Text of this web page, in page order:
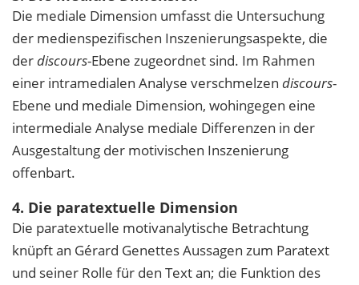
Die mediale Dimension umfasst die Untersuchung
der medienspezifischen Inszenierungsaspekte, die
derdiscours-Ebene zugeordnet sind. Im Rahmen
einer intramedialen Analyse verschmelzen discours-
Ebene und mediale Dimension, wohingegen eine
intermediale Analyse mediale Differenzen in der
Ausgestaltung der motivischen Inszenierung
offenbart.
4. Die paratextuelle Dimension
Die paratextuelle motivanalytische Betrachtung
knüpft an Gérard Genettes Aussagen zum Paratext
und seiner Rolle für den Text an; die Funktion des